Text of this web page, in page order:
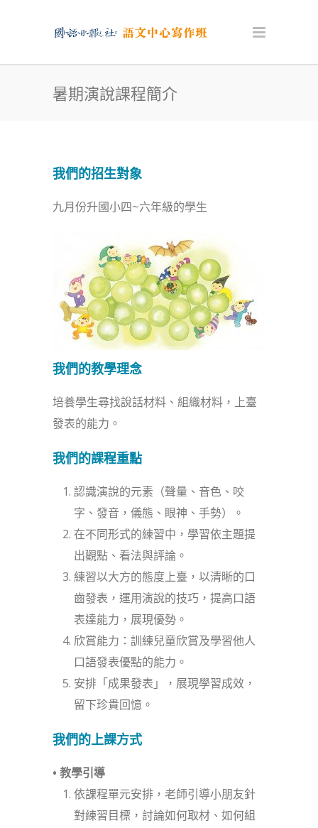
暑期演說課程簡介
我們的招生對象
九月份升國小四~六年級的學生
我們的教學理念
培養學生尋找說話材料、組織材料，上臺
發表的能力。
我們的課程重點
認識演說的元素（聲量、音色、咬
字、發音，儀態、眼神、手勢）。
在不同形式的練習中，學習依主題提
出觀點、看法與評論。
練習以大方的態度上臺，以清晰的口
齒發表，運用演說的技巧，提高口語
表達能力，展現優勢。
欣賞能力：訓練兒童欣賞及學習他人
口語發表優點的能力。
安排「成果發表」，展現學習成效，
留下珍貴回憶。
我們的上課方式
• 教學引導
依課程單元安排，老師引導小朋友針
對練習目標，討論如何取材、如何組